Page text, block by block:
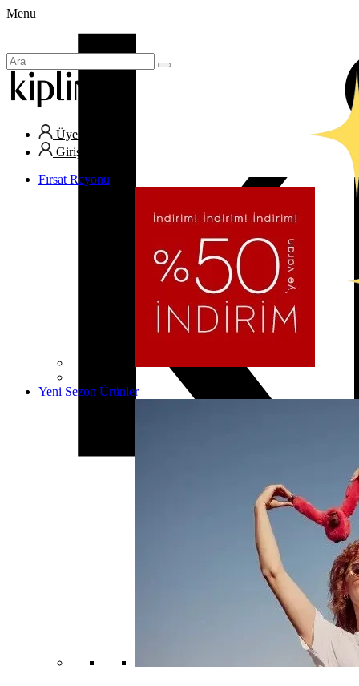
Menu
Üye Ol
Giriş Yap
Fırsat Reyonu
Yeni Sezon Ürünler